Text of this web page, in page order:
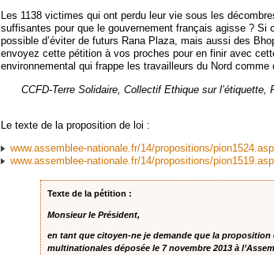
Les 1138 victimes qui ont perdu leur vie sous les
suffisantes pour que le gouvernement français agisse ?
possible d’éviter de futurs Rana Plaza, mais aussi des
envoyez cette pétition à vos proches pour en finir avec
environnemental qui frappe les travailleurs du Nord comme
CCFD-Terre Solidaire, Collectif Ethique sur
Le texte de la proposition de loi :
www.assemblee-nationale.fr/14/propositions/
www.assemblee-nationale.fr/14/propositions/pion1519.asp
Texte de la pétition :
Monsieur le Président,
en tant que citoyen-ne je demande que la
multinationales déposée le 7 novembre 2013 à